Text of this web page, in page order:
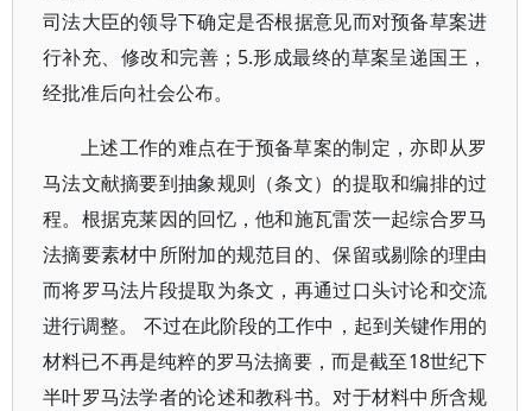
司法大臣的领导下确定是否根据意见而对预备草案进
行补充、修改和完善；5.形成最终的草案呈递国王，
经批准后向社会公布。
上述工作的难点在于预备草案的制定，亦即从罗
马法文献摘要到抽象规则（条文）的提取和编排的过
程。根据克莱因的回忆，他和施瓦雷茨一起综合罗马
法摘要素材中所附加的规范目的、保留或剔除的理由
而将罗马法片段提取为条文，再通过口头讨论和交流
进行调整。 不过在此阶段的工作中，起到关键作用的
材料已不再是纯粹的罗马法摘要，而是截至18世纪下
半叶罗马法学者的论述和教科书。对于材料中所含规